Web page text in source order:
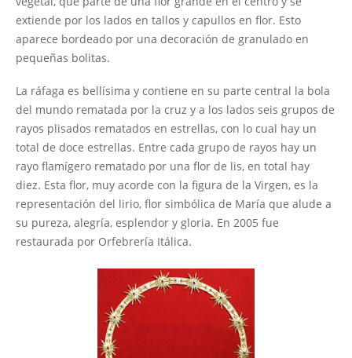
extiende por los lados en tallos y capullos en flor. Esto
aparece bordeado por una decoración de granulado en
pequeñas bolitas.
La ráfaga es bellísima y contiene en su parte central la bola
del mundo rematada por la cruz y a los lados seis grupos de
rayos plisados rematados en estrellas, con lo cual hay un
total de doce estrellas. Entre cada grupo de rayos hay un
rayo flamígero rematado por una flor de lis, en total hay
diez. Esta flor, muy acorde con la figura de la Virgen, es la
representación del lirio, flor simbólica de María que alude a
su pureza, alegría, esplendor y gloria. En 2005 fue
restaurada por Orfebrería Itálica.